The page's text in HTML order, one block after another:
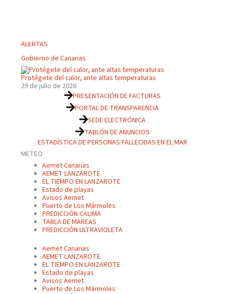
ALERTAS
Gobierno de Canarias
Protégete del calor, ante altas temperaturas
29 de julio de 2026
PRESENTACIÓN DE FACTURAS
PORTAL DE TRANSPARENCIA
SEDE ELECTRÓNICA
TABLÓN DE ANUNCIOS
ESTADÍSTICA DE PERSONAS FALLECIDAS EN EL MAR
METEO
Aemet Canarias
AEMET LANZAROTE
EL TIEMPO EN LANZAROTE
Estado de playas
Avisos Aemet
Puerto de Los Mármoles
PREDICCIÓN CALIMA
TABLA DE MAREAS
PREDICCIÓN ULTRAVIOLETA
Aemet Canarias
AEMET LANZAROTE
EL TIEMPO EN LANZAROTE
Estado de playas
Avisos Aemet
Puerto de Los Mármoles